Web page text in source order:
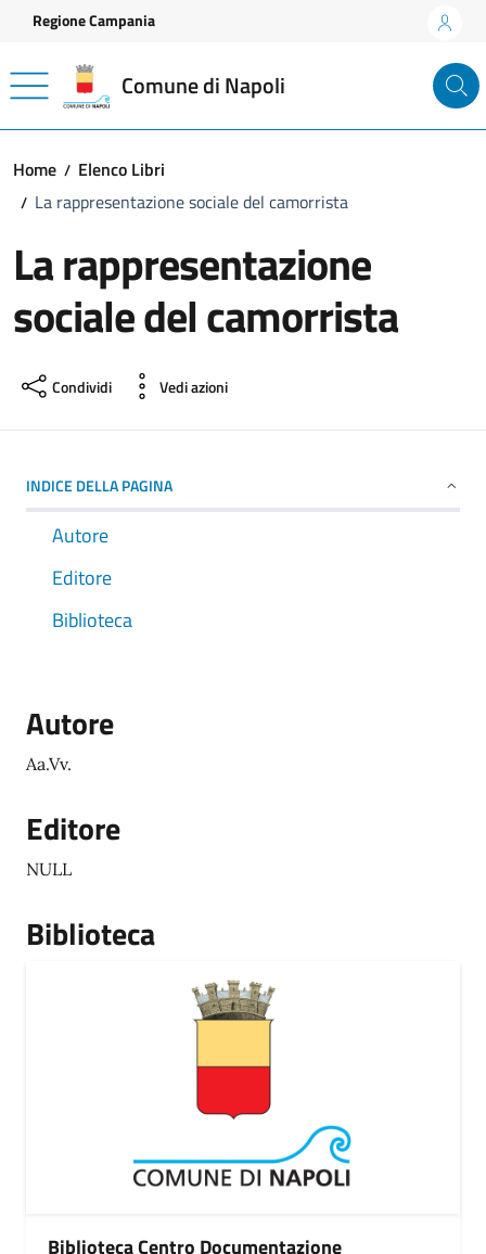
Vai ai contenuti
Vai al footer
Regione Campania
Comune di Napoli
Home
Elenco Libri
La rappresentazione sociale del camorrista
La rappresentazione
sociale del camorrista
Condividi Vedi azioni
INDICE DELLA PAGINA
Autore
Editore
Biblioteca
Autore
Aa.Vv.
Editore
NULL
Biblioteca
Biblioteca Centro Documentazione